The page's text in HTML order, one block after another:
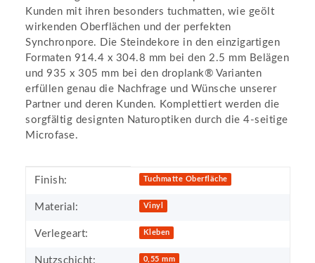
Kunden mit ihren besonders tuchmatten, wie geölt
wirkenden Oberflächen und der perfekten
Synchronpore. Die Steindekore in den einzigartigen
Formaten 914.4 x 304.8 mm bei den 2.5 mm Belägen
und 935 x 305 mm bei den droplank® Varianten
erfüllen genau die Nachfrage und Wünsche unserer
Partner und deren Kunden. Komplettiert werden die
sorgfältig designten Naturoptiken durch die 4-seitige
Microfase.
Produkteigenschaft
Wert
Finish: Tuchmatte Oberfläche
Material: Vinyl
Verlegeart: Kleben
Nutzschicht: 0,55 mm